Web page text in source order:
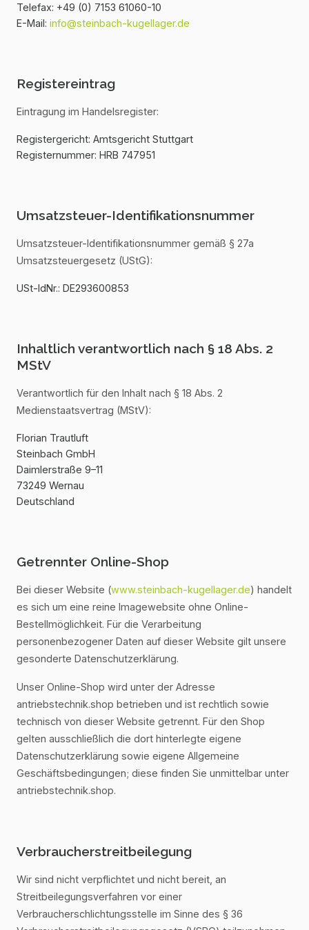
Telefax: +49 (0) 7153 61060-10
E-Mail: info@steinbach-kugellager.de
Registereintrag
Eintragung im Handelsregister:
Registergericht: Amtsgericht Stuttgart
Registernummer: HRB 747951
Umsatzsteuer-Identifikationsnummer
Umsatzsteuer-Identifikationsnummer gemäß § 27a
Umsatzsteuergesetz (UStG):
USt-IdNr.: DE293600853
Inhaltlich verantwortlich nach § 18 Abs. 2
MStV
Verantwortlich für den Inhalt nach § 18 Abs. 2
Medienstaatsvertrag (MStV):
Florian Trautluft
Steinbach GmbH
Daimlerstraße 9–11
73249 Wernau
Deutschland
Getrennter Online-Shop
Bei dieser Website (www.steinbach-kugellager.de) handelt
es sich um eine reine Imagewebsite ohne Online-
Bestellmöglichkeit. Für die Verarbeitung
personenbezogener Daten auf dieser Website gilt unsere
gesonderte Datenschutzerklärung.
Unser Online-Shop wird unter der Adresse
antriebstechnik.shop betrieben und ist rechtlich sowie
technisch von dieser Website getrennt. Für den Shop
gelten ausschließlich die dort hinterlegte eigene
Datenschutzerklärung sowie eigene Allgemeine
Geschäftsbedingungen; diese finden Sie unmittelbar unter
antriebstechnik.shop.
Verbraucherstreitbeilegung
Wir sind nicht verpflichtet und nicht bereit, an
Streitbeilegungsverfahren vor einer
Verbraucherschlichtungsstelle im Sinne des § 36